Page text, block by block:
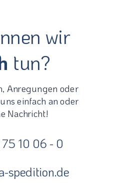
wir
tun?
Anregungen oder
einfach an oder
Nachricht!
10 06 - 0
spedition.de